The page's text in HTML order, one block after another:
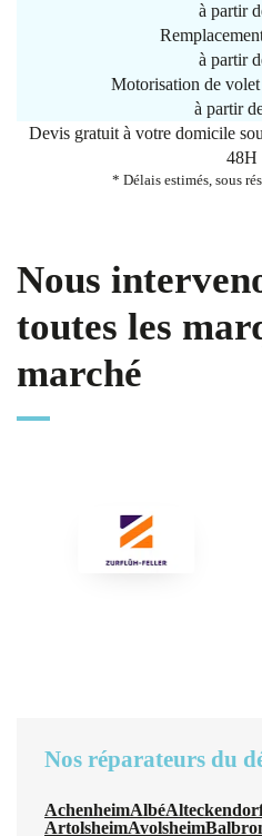
à partir
à partir
Motorisation de
à partir
Devis gratuit à votre domicile
48H
* Délais estimés, sous
Nous
toutes les
marché
Nos réparateurs du
AchenheimAlbé
ArtolsheimAvolsheim